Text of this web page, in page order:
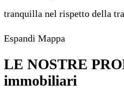
tranquilla nel rispetto della
+
−
Espandi Mappa
LE NOSTRE
immobiliari